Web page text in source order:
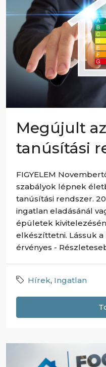
Megújult
tanúsítási
FIGYELEM
szabályok lépnek
tanúsítási rendszer.
ingatlan eladásánál
épületek
elkészíttetni. Lássuk
érvényes -
Hírek, Ingatlan